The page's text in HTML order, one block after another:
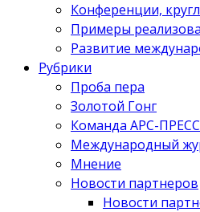
Конференции,
Примеры
Развитие
Рубрики
Проба пера
Золотой Гонг
Команда АРС-ПРЕСС
Международный
Мнение
Новости партнеров
Новости